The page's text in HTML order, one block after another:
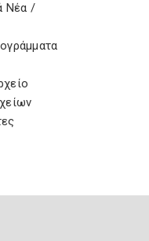
Νέα /